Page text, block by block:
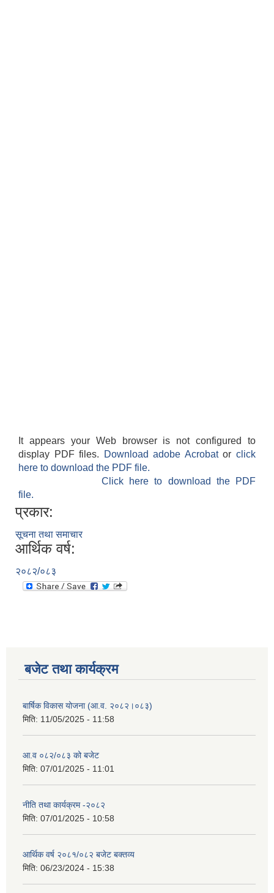
It appears your Web browser is not configured to
display PDF files.
Download adobe Acrobatorclick
here to download the PDF file.
Click here to download the PDF
file.
प्रकार:
सूचना तथा समाचार
आर्थिक वर्ष:
२०८२/०८३
बजेट तथा कार्यक्रम
बार्षिक विकास योजना (आ.व. २०८२।०८३)
मिति: 11/05/2025 - 11:58
आ.व ०८२/०८३ को बजेट
मिति: 07/01/2025 - 11:01
नीति तथा कार्यक्रम -२०८२
मिति: 07/01/2025 - 10:58
आर्थिक वर्ष २०८१/०८२ बजेट बक्तव्य
मिति: 06/23/2024 - 15:38